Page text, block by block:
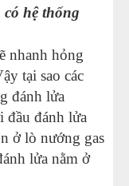
hệ thống
nhanh hỏng
tại sao các
đánh lửa
đánh lửa
ở lò nướng gas
lửa nằm ở